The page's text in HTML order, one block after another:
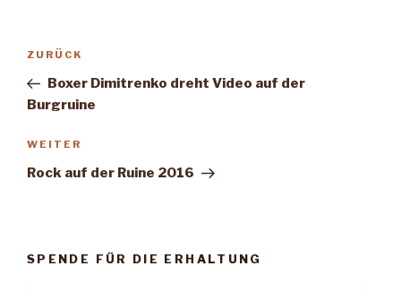
Beitragsnavigation
Vorheriger
Beitrag
ZURÜCK
Boxer Dimitrenko dreht Video auf der
Burgruine
Nächster
Beitrag
WEITER
Rock auf der Ruine 2016
SPENDE FÜR DIE ERHALTUNG